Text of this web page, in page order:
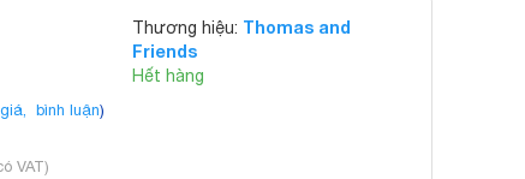
Thương hiệu: Thomas and
Friends
Hết hàng
bình luận)
VAT)